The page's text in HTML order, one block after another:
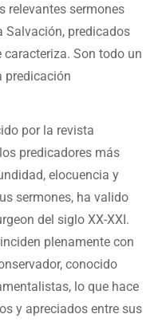
relevantes sermones
Salvación, predicados
Son todo un
predicación
por la revista
predicadores más
elocuencia y
sermones, ha valido
del siglo XX-XXI.
plenamente con
conocido
lo que hace
y apreciados entre sus